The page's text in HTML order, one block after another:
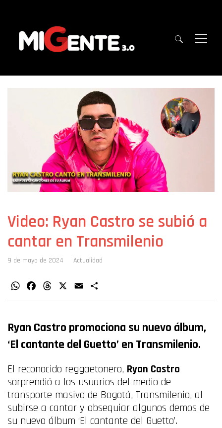
Video: Ryan Castro se subió a
cantar en Transmilenio
9 de mayo de 2024 Actualidad
WhatsAppFacebookThreads Email
Ryan Castro promociona su nuevo álbum,
‘El cantante del Guetto’ en Transmilenio.
El reconocido reggaetonero, Ryan Castro
sorprendió a los usuarios del medio de
transporte masivo de Bogotá, Transmilenio, al
subirse a cantar y obsequiar algunos demos de
su nuevo álbum ‘El cantante del Guetto’.